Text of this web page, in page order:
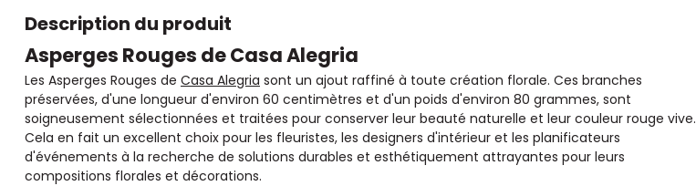
Description du produit
Asperges Rouges de Casa Alegria
Les Asperges Rouges de Casa Alegria sont un ajout raffiné à toute création florale. Ces branches
préservées, d'une longueur d'environ 60 centimètres et d'un poids d'environ 80 grammes, sont
soigneusement sélectionnées et traitées pour conserver leur beauté naturelle et leur couleur rouge vive.
Cela en fait un excellent choix pour les fleuristes, les designers d'intérieur et les planificateurs
d'événements à la recherche de solutions durables et esthétiquement attrayantes pour leurs
compositions florales et décorations.